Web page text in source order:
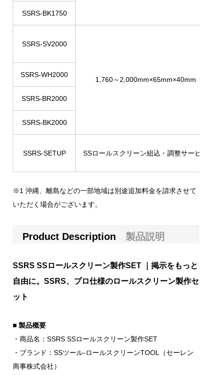
SSRS-BK1750
SSRS-SV2000
1,760～2,000mm×65mm×40mm
SSRS-WH2000
SSRS-BR2000
SSRS-BK2000
SSRS-SETUP SSロールスクリーン組込・調整サービス
※1 沖縄、離島などの一部地域は別途追加料金を請求させて
いただく場合がございます。
Product Description 製品説明
SSRS SSロールスクリーン製作SET ｜掲示をもっと
自由に。SSRS、プロ仕様のロールスクリーン製作セ
ット
■ 製品概要
・商品名：SSRS SSロールスクリーン製作SET
・ブランド：SSツール-ロールスクリーンTOOL（セーレン
商事株式会社）